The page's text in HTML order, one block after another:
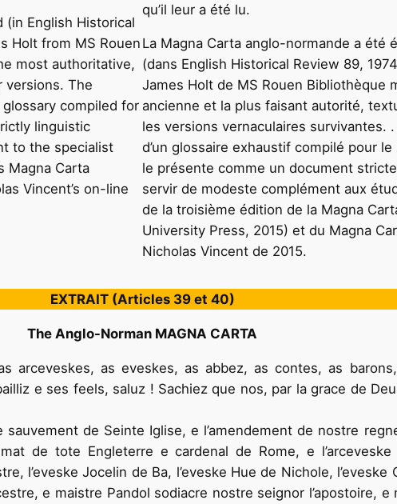
English Historical
Holt from MS Rouen
most authoritative,
versions. The
compiled for
linguistic
to the specialist
Magna Carta
Vincent’s on-line
qu’il leur a été lu.
La Magna Carta anglo-normande a été
(dans English Historical Review 89,
James Holt de MS Rouen Bibliothèque
ancienne et la plus faisant autorité,
les versions vernaculaires survivantes.
d’un glossaire exhaustif compilé pour
le présente comme un document
servir de modeste complément aux
de la troisième édition de la Magna
University Press, 2015) et du Magna
Nicholas Vincent de 2015.
EXTRAIT (Articles 39 et 40)
The Anglo-Norman MAGNA CARTA
arceveskes, as eveskes, as abbez, as contes, as
e ses feels, saluz ! Sachiez que nos, par la grace de
de Seinte Iglise, e l’amendement de nostre
de tote Engleterre e cardenal de Rome, e
l’eveske Jocelin de Ba, l’eveske Hue de Nichole, l’eveske
e maistre Pandol sodiacre nostre seignor l’apostoire,